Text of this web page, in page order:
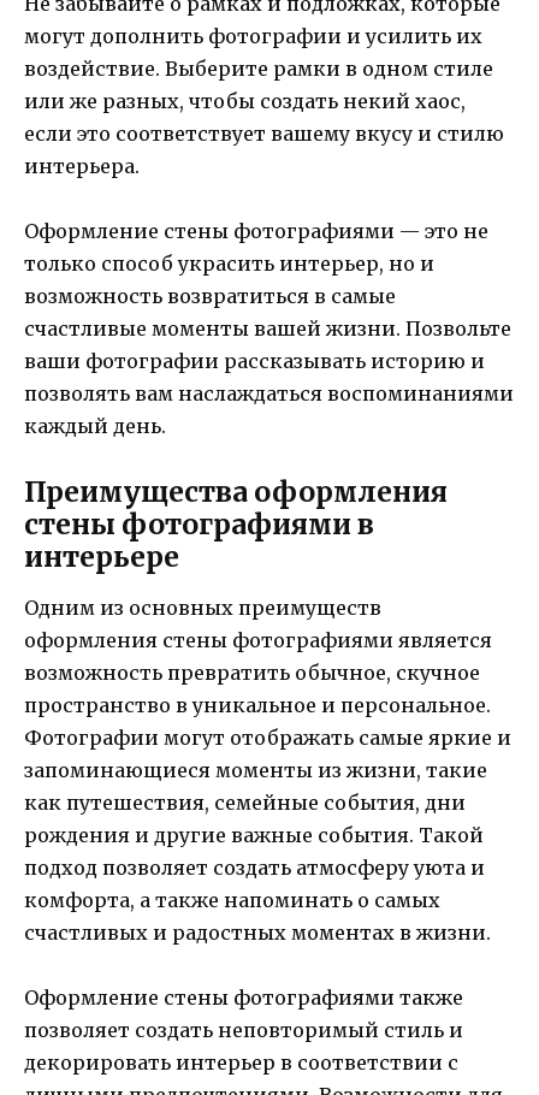
могут дополнить фотографии и усилить их
воздействие. Выберите рамки в одном стиле
или же разных, чтобы создать некий хаос,
если это соответствует вашему вкусу и стилю
интерьера.
Оформление стены фотографиями — это не
только способ украсить интерьер, но и
возможность возвратиться в самые
счастливые моменты вашей жизни. Позвольте
ваши фотографии рассказывать историю и
позволять вам наслаждаться воспоминаниями
каждый день.
Преимущества оформления
стены фотографиями в
интерьере
Одним из основных преимуществ
оформления стены фотографиями является
возможность превратить обычное, скучное
пространство в уникальное и персональное.
Фотографии могут отображать самые яркие и
запоминающиеся моменты из жизни, такие
как путешествия, семейные события, дни
рождения и другие важные события. Такой
подход позволяет создать атмосферу уюта и
комфорта, а также напоминать о самых
счастливых и радостных моментах в жизни.
Оформление стены фотографиями также
позволяет создать неповторимый стиль и
декорировать интерьер в соответствии с